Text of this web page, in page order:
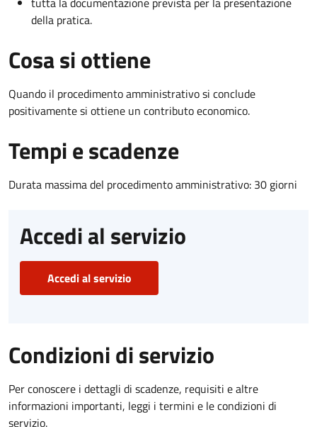
della pratica.
Cosa si ottiene
Quando il procedimento amministrativo si conclude
positivamente si ottiene un contributo economico.
Tempi e scadenze
Durata massima del procedimento amministrativo: 30 giorni
Accedi al servizio
Accedi al servizio
Condizioni di servizio
Per conoscere i dettagli di scadenze, requisiti e altre
informazioni importanti, leggi i termini e le condizioni di
servizio.